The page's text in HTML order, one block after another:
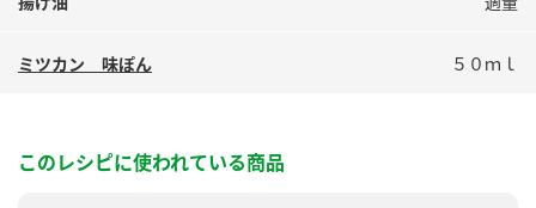
業務用サイト 製造所固有記号一覧
ミツカン 味ぽん ５０ｍｌ
このレシピに使われている商品